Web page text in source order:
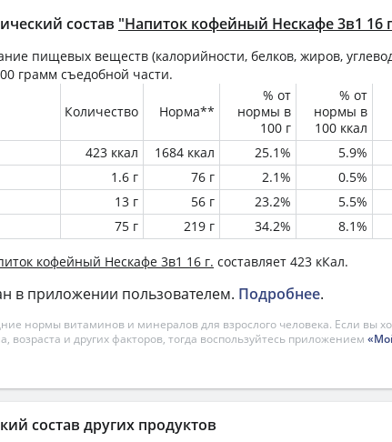
состав "Напиток кофейный Нескафе 3в1 16
пищевых веществ (калорийности, белков, жиров,
грамм съедобной части.
Количество Норма**
% от
нормы в
100 г
% от
нормы в
100 ккал
423 ккал 1684 ккал 25.1% 5.9%
1.6 г 76 г 2.1% 0.5%
13 г 56 г 23.2% 5.5%
75 г 219 г 34.2% 8.1%
кофейный Нескафе 3в1 16 г. составляет 423 кКал.
в приложении пользователем. Подробнее.
нормы витаминов и минералов для взрослого человека. Если вы
возраста и других факторов, тогда воспользуйтесь приложением
состав других продуктов